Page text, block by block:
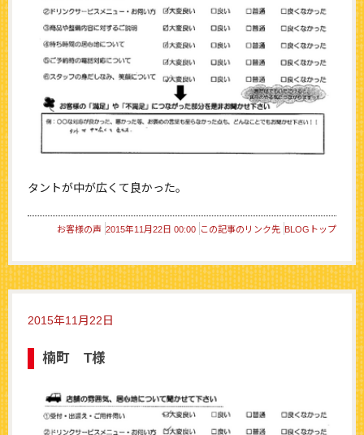
タントが中が広くて良かった。
お客様の声 2015年11月22日 00:00 この記事のリンク先 BLOGトップ
2015年11月22日
楠町 T様